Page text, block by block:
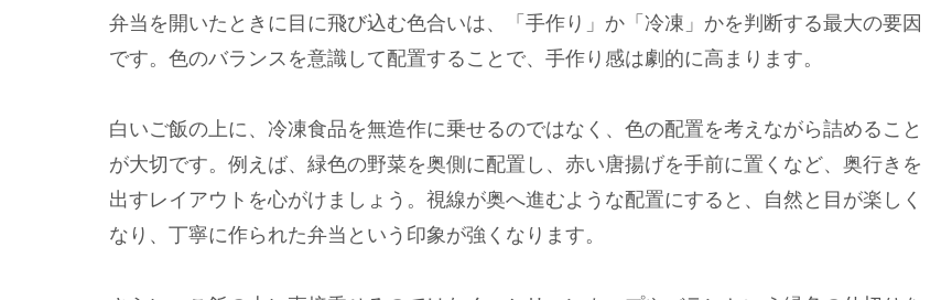
弁当を開いたときに目に飛び込む色合いは、「手作り」か「冷凍」かを判断する最大の要因
です。色のバランスを意識して配置することで、手作り感は劇的に高まります。
白いご飯の上に、冷凍食品を無造作に乗せるのではなく、色の配置を考えながら詰めること
が大切です。例えば、緑色の野菜を奥側に配置し、赤い唐揚げを手前に置くなど、奥行きを
出すレイアウトを心がけましょう。視線が奥へ進むような配置にすると、自然と目が楽しく
なり、丁寧に作られた弁当という印象が強くなります。